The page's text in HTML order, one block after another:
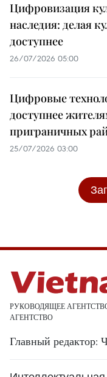
Цифровизация
наследия: делая
доступнее
26/07/2026 05:00
Цифровые
доступнее
приграничных
25/07/2026 03:00
РУКОВОДЯЩЕЕ
АГЕНТСТВО
Главный